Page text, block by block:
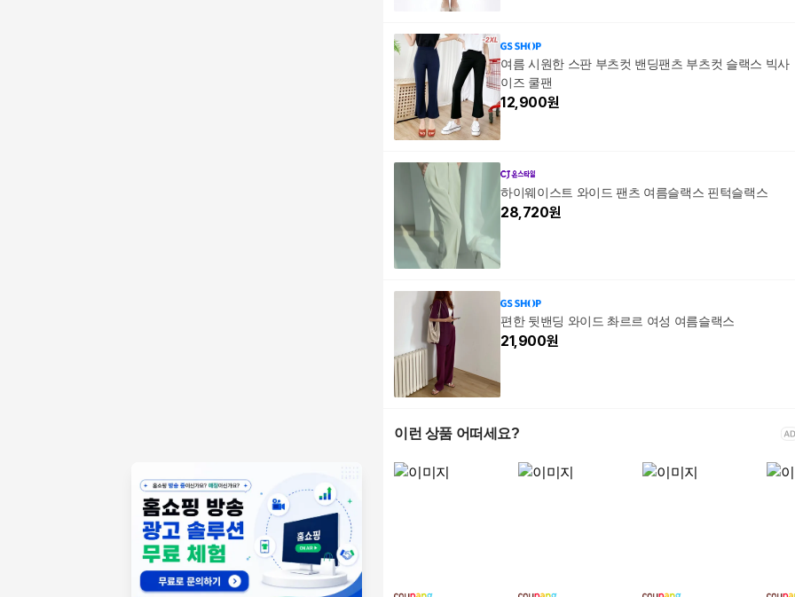
여름 시원한 스판 부츠컷 밴딩팬츠 부츠컷 슬랙스 빅사
이즈 쿨팬
12,900원
하이웨이스트 와이드 팬츠 여름슬랙스 핀턱슬랙스
28,720원
편한 뒷밴딩 와이드 촤르르 여성 여름슬랙스
21,900원
이런 상품 어떠세요?